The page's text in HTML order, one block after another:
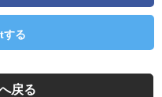
る
戻る